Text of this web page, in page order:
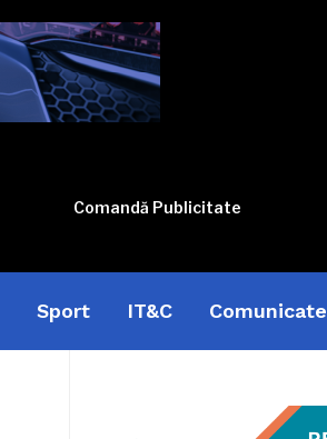
Comandă Publicitate
Sport IT&C Comunicate